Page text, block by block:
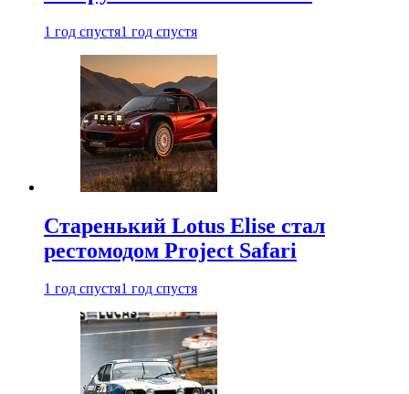
1 год спустя1 год спустя
Старенький Lotus Elise стал
рестомодом Project Safari
1 год спустя1 год спустя